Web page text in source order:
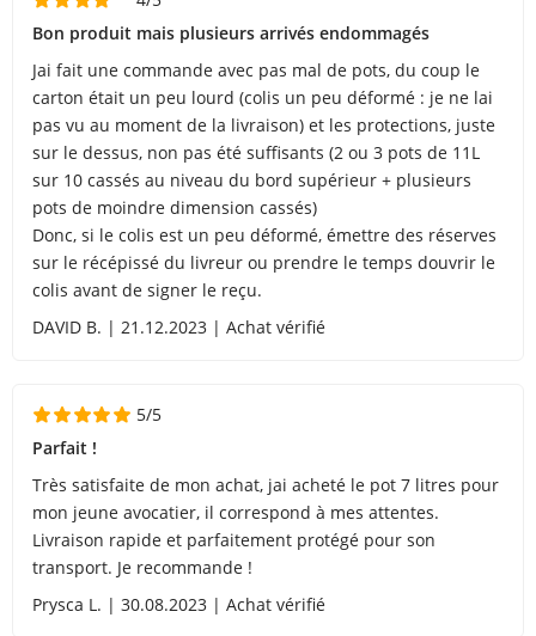
Bon produit mais plusieurs arrivés endommagés
Jai fait une commande avec pas mal de pots, du coup le
carton était un peu lourd (colis un peu déformé : je ne lai
pas vu au moment de la livraison) et les protections, juste
sur le dessus, non pas été suffisants (2 ou 3 pots de 11L
sur 10 cassés au niveau du bord supérieur + plusieurs
pots de moindre dimension cassés)
Donc, si le colis est un peu déformé, émettre des réserves
sur le récépissé du livreur ou prendre le temps douvrir le
colis avant de signer le reçu.
DAVID B. | 21.12.2023 | Achat vérifié
5/5
Parfait !
Très satisfaite de mon achat, jai acheté le pot 7 litres pour
mon jeune avocatier, il correspond à mes attentes.
Livraison rapide et parfaitement protégé pour son
transport. Je recommande !
Prysca L. | 30.08.2023 | Achat vérifié